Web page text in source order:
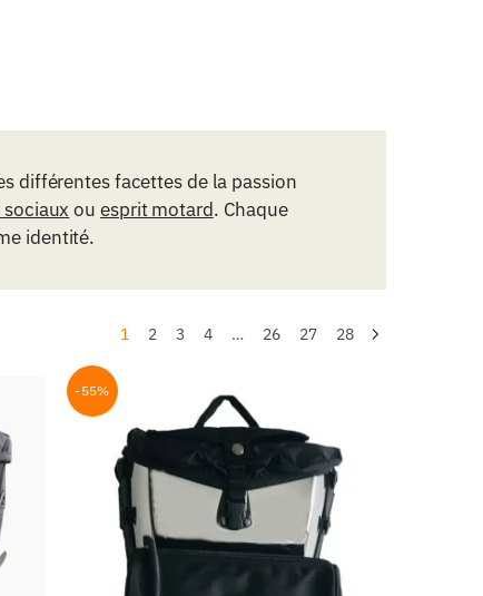
différentes facettes de la passion
sociaux ouesprit motard. Chaque
identité.
1 2 3 4 … 26 27 28
-55%